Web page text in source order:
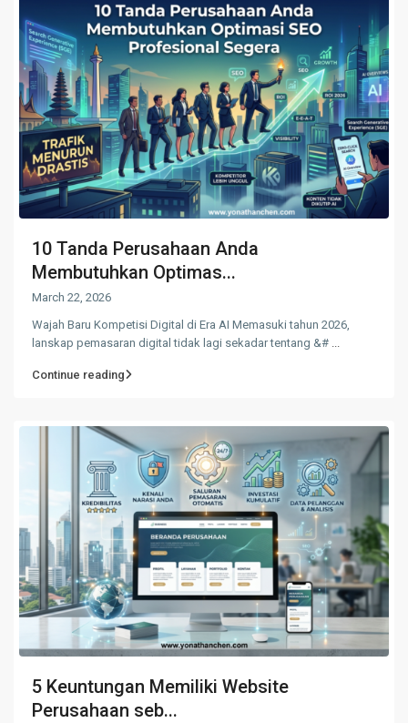
10 Tanda Perusahaan Anda
Membutuhkan Optimas...
March 22, 2026
Wajah Baru Kompetisi Digital di Era AI Memasuki tahun 2026,
lanskap pemasaran digital tidak lagi sekadar tentang &#
Continue reading
5 Keuntungan Memiliki Website
Perusahaan seb...